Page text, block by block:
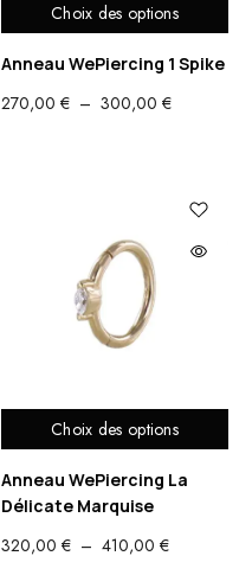
Choix des options
Anneau WePiercing 1 Spike
270,00 € – 300,00 €PLAGE
300,00 €
Choix des options
Anneau WePiercing La
Délicate Marquise
320,00 € – 410,00 €PLAGE